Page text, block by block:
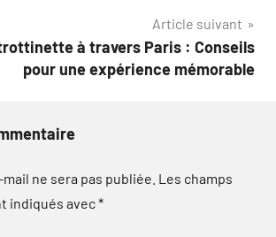
Article suivant
à travers Paris : Conseils
pour une expérience mémorable
ne sera pas publiée. Les champs
indiqués avec*